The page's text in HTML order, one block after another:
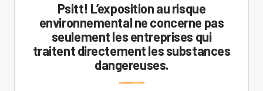
Psitt! L’exposition au risque
environnemental ne concerne pas
seulement les entreprises qui
traitent directement les substances
dangereuses.